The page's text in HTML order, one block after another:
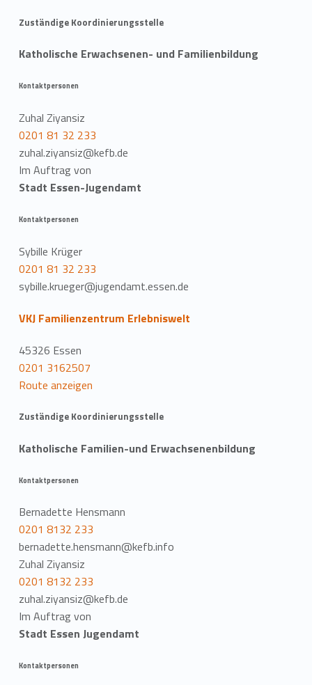
Zuständige Koordinierungsstelle
Katholische Erwachsenen- und Familienbildung
Kontaktpersonen
Zuhal Ziyansiz
0201 81 32 233
zuhal.ziyansiz@kefb.de
Im Auftrag von
Stadt Essen-Jugendamt
Kontaktpersonen
Sybille Krüger
0201 81 32 233
sybille.krueger@jugendamt.essen.de
VKJ Familienzentrum Erlebniswelt
45326 Essen
0201 3162507
Route anzeigen
Zuständige Koordinierungsstelle
Katholische Familien-und Erwachsenenbildung
Kontaktpersonen
Bernadette Hensmann
0201 8132 233
bernadette.hensmann@kefb.info
Zuhal Ziyansiz
0201 8132 233
zuhal.ziyansiz@kefb.de
Im Auftrag von
Stadt Essen Jugendamt
Kontaktpersonen